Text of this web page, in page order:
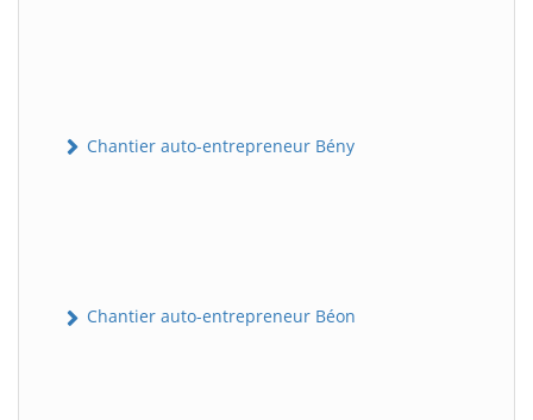
Chantier auto-entrepreneur Bény
Chantier auto-entrepreneur Béon